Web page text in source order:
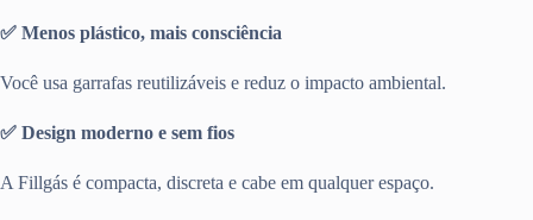
✅ Menos plástico, mais consciência
Você usa garrafas reutilizáveis e reduz o impacto ambiental.
✅ Design moderno e sem fios
A Fillgás é compacta, discreta e cabe em qualquer espaço.